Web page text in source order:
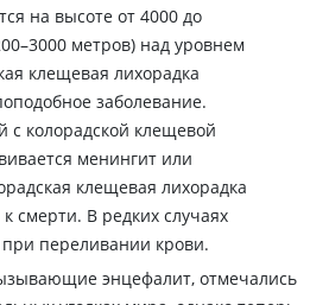
на высоте от 4000 до
метров) над уровнем
клещевая лихорадка
заболевание.
с колорадской клещевой
менингит или
клещевая лихорадка
смерти. В редких случаях
переливании крови.
энцефалит, отмечались